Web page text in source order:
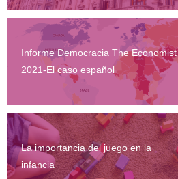
Informe Democracia The Economist
2021-El caso español
La importancia del juego en la
infancia